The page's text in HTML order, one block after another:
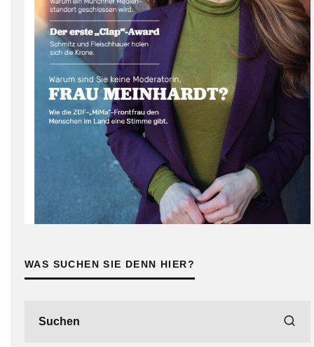
WAS SUCHEN SIE DENN HIER?